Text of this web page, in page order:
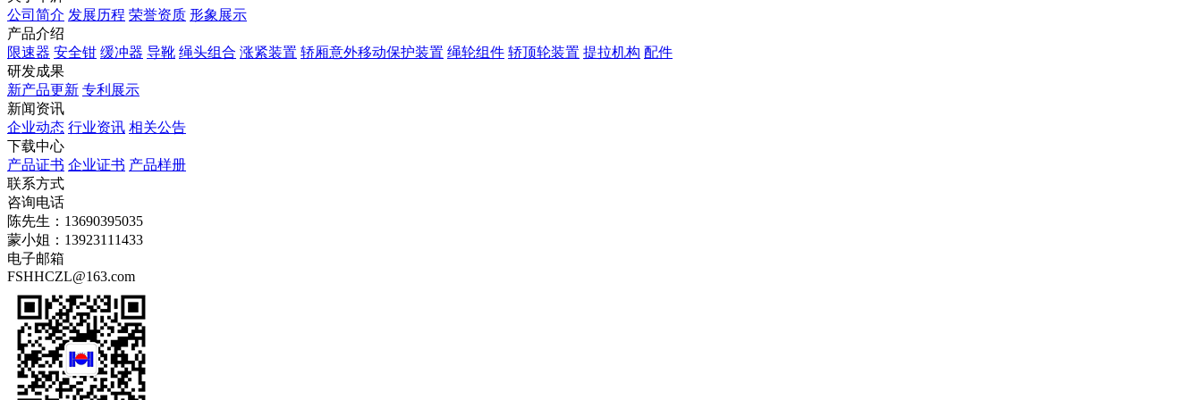
公司简介 发展历程 荣誉资质 形象展示
产品介绍
限速器 安全钳 缓冲器 导靴 绳头组合 涨紧装置 轿厢意外移动保护装置 绳轮组件 轿顶轮装置 提拉机构 配件
研发成果
新产品更新 专利展示
新闻资讯
企业动态 行业资讯 相关公告
下载中心
产品证书 企业证书 产品样册
联系方式
咨询电话
陈先生：13690395035
蒙小姐：13923111433
电子邮箱
FSHHCZL@163.com